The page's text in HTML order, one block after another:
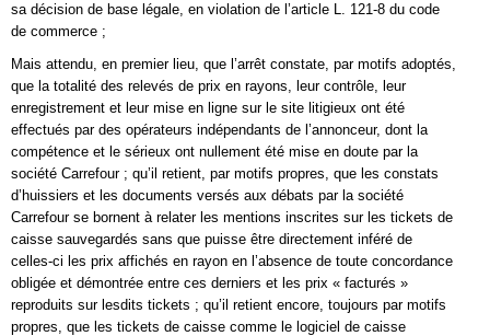
sa décision de base légale, en violation de l’article L. 121-8 du code
de commerce ;
Mais attendu, en premier lieu, que l’arrêt constate, par motifs adoptés,
que la totalité des relevés de prix en rayons, leur contrôle, leur
enregistrement et leur mise en ligne sur le site litigieux ont été
effectués par des opérateurs indépendants de l’annonceur, dont la
compétence et le sérieux ont nullement été mise en doute par la
société Carrefour ; qu’il retient, par motifs propres, que les constats
d’huissiers et les documents versés aux débats par la société
Carrefour se bornent à relater les mentions inscrites sur les tickets de
caisse sauvegardés sans que puisse être directement inféré de
celles-ci les prix affichés en rayon en l’absence de toute concordance
obligée et démontrée entre ces derniers et les prix « facturés »
reproduits sur lesdits tickets ; qu’il retient encore, toujours par motifs
propres, que les tickets de caisse comme le logiciel de caisse